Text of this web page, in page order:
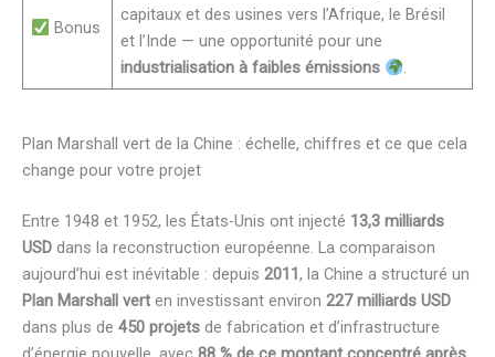
Bonus
capitaux et des usines vers l’Afrique, le Brésil
et l’Inde — une opportunité pour une
industrialisation à faibles émissions
.
Plan Marshall vert de la Chine : échelle, chiffres et ce que cela
change pour votre projet
Entre 1948 et 1952, les États-Unis ont injecté 13,3 milliards
USD dans la reconstruction européenne. La comparaison
aujourd’hui est inévitable : depuis 2011, la Chine a structuré un
Plan Marshall vert en investissant environ 227 milliards USD
dans plus de 450 projets de fabrication et d’infrastructure